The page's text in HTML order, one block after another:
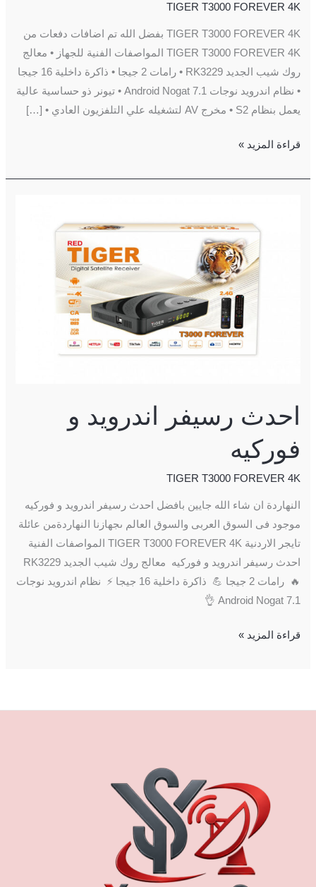
TIGER T3000 FOREVER 4K
TIGER T3000 FOREVER 4K بفضل الله تم اضافات دفعات من
TIGER T3000 FOREVER 4K المواصفات الفنية للجهاز • معالج
روك شيب الجديد RK3229 • رامات 2 جيجا • ذاكرة داخلية 16 جيجا
• نظام اندرويد نوجات 7.1 Android Nogat • تیونر ذو حساسية عالية
يعمل بنظام S2 • مخرج AV لتشغيله علي التلفزيون العادي • […]
قراءة المزيد »
احدث رسيفر اندرويد و
فوركيه
TIGER T3000 FOREVER 4K
النهاردة ان شاء الله جايين بافضل احدث رسيفر اندرويد و فوركيه
موجود فى السوق العربى والسوق العالم ىجهازنا النهاردةمن عائلة
تايجر الاردنية TIGER T3000 FOREVER 4K المواصفات الفنية
احدث رسيفر اندرويد و فوركيه معالج روك شيب الجديد RK3229
🔥 رامات 2 جيجا 💪 ذاكرة داخلية 16 جيجا ⚡ نظام اندرويد نوجات
7.1 Android Nogat 👌
قراءة المزيد »